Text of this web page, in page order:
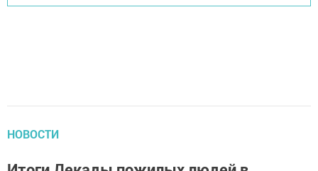
НОВОСТИ